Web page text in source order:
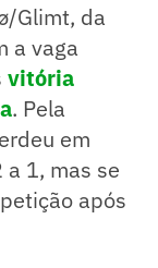
Glimt, da
a vaga
vitória
. Pela
em
a 1, mas se
após